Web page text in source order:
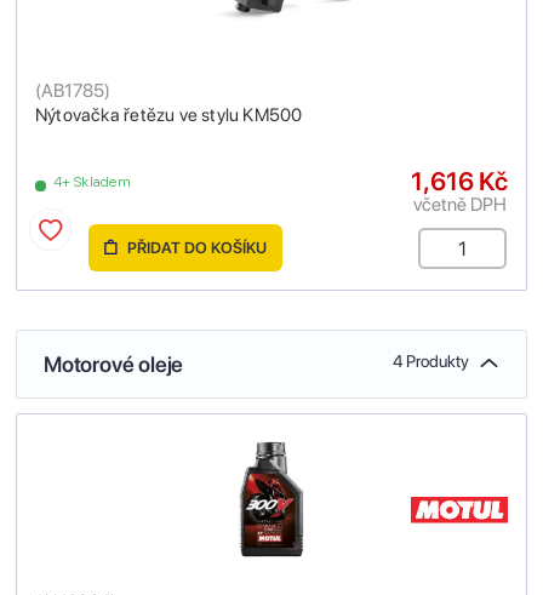
Nýtovačka řetězu ve stylu KM500
(AB1785)
4+ Skladem 1,616 Kč
včetně DPH
PŘIDAT DO KOŠÍKU
Motorové oleje 4 Produkty